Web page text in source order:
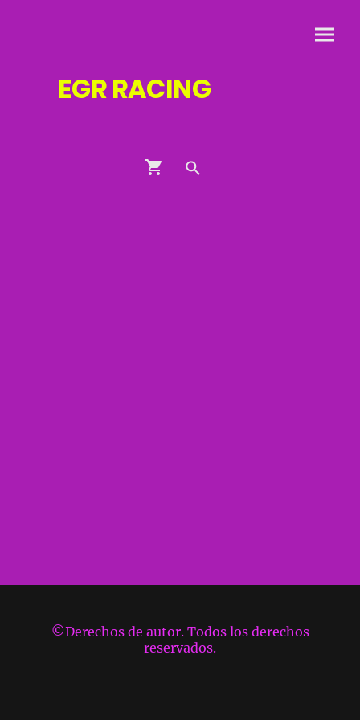
EGRRACING
©Derechos de autor. Todos los derechos
reservados.